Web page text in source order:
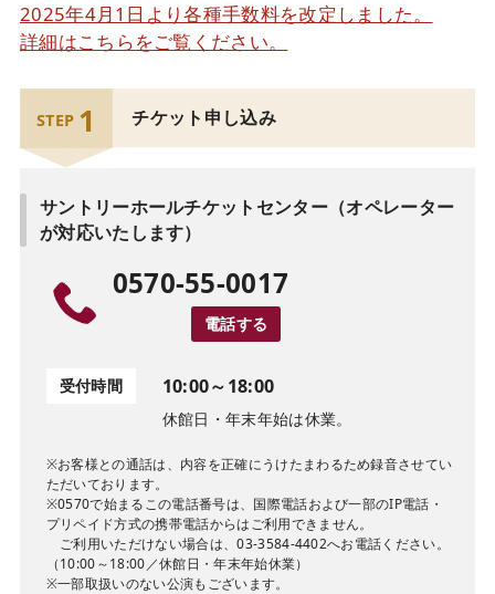
2025年4月1日より各種手数料を改定しました。
詳細はこちらをご覧ください。
STEP 1 チケット申し込み
サントリーホールチケットセンター（オペレーター
が対応いたします）
0570-55-0017
電話する
受付時間 10:00～18:00
休館日・年末年始は休業。
※お客様との通話は、内容を正確にうけたまわるため録音させてい
ただいております。
※0570で始まるこの電話番号は、国際電話および一部のIP電話・
プリペイド方式の携帯電話からはご利用できません。
ご利用いただけない場合は、03-3584-4402へお電話ください。
（10:00～18:00／休館日・年末年始休業）
※一部取扱いのない公演もございます。